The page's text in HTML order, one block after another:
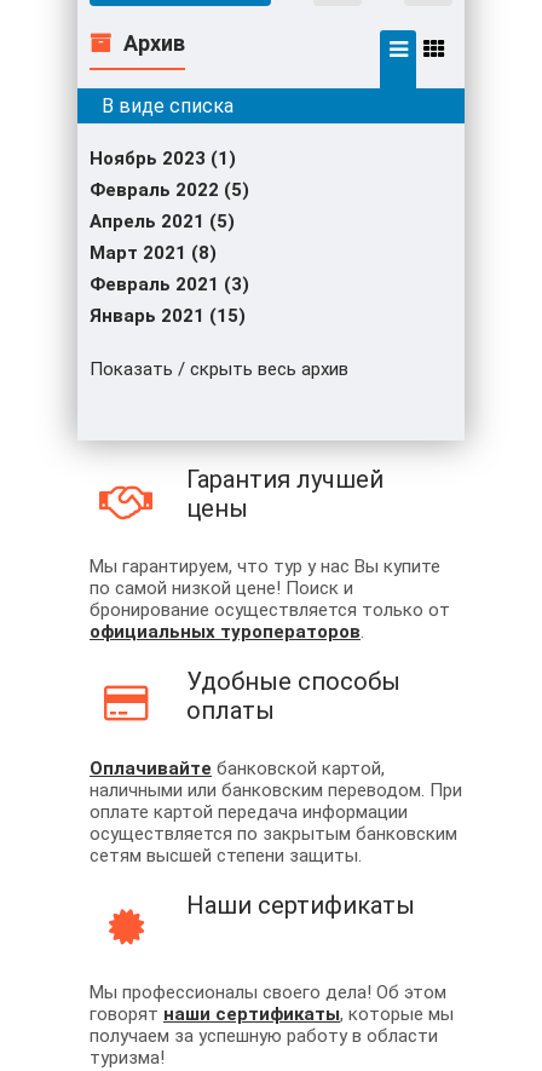
Архив
Ноябрь 2023 (1)
Февраль 2022 (5)
Апрель 2021 (5)
Март 2021 (8)
Февраль 2021 (3)
Январь 2021 (15)
Показать / скрыть весь архив
Гарантия лучшей
цены
Мы гарантируем, что тур у нас Вы купите
по самой низкой цене! Поиск и
бронирование осуществляется только от
официальных туроператоров.
Удобные способы
оплаты
Оплачивайте банковской картой,
наличными или банковским переводом. При
оплате картой передача информации
осуществляется по закрытым банковским
сетям высшей степени защиты.
Наши сертификаты
Мы профессионалы своего дела! Об этом
говорят наши сертификаты, которые мы
получаем за успешную работу в области
туризма!